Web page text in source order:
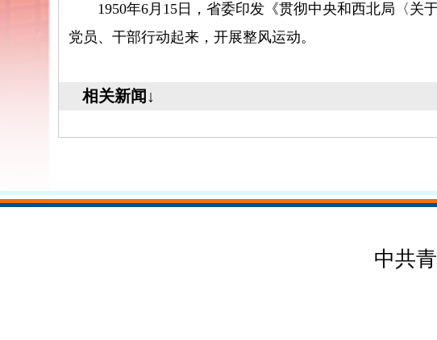
1950年6月15日，省委印发《贯彻中央和西北局〈关
党员、干部行动起来，开展整风运动。
相关新闻↓
中共